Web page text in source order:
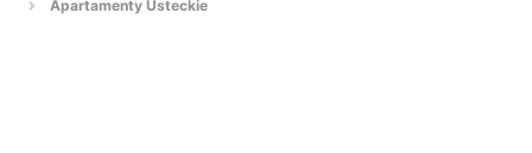
Apartamenty Usteckie